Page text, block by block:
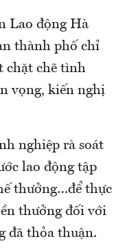
Lao động Hà
thành phố chỉ
chặt chẽ tình
vọng, kiến nghị
nghiệp rà soát
lao động tập
thưởng…để thực
thưởng đối với
đã thỏa thuận.